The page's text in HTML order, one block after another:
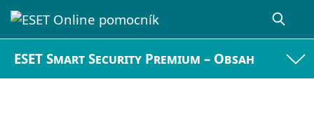
ESET Smart Security Premium – Obsah